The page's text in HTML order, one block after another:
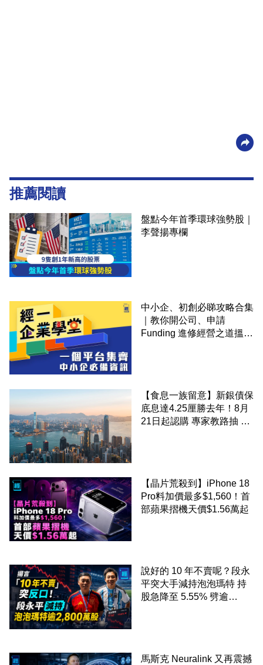
推薦閱讀
盤點今年首季環球強勢股｜
李聲揚專欄
中小企、初創必睇攻略合集
｜教你開公司、申請
Funding 進修經營之道搵大
【食息一族留意】新銀債保
底息達4.25厘勝去年！8月
21日起認購 專家教路抽 20
【晶片荒殺到】iPhone 18
Pro料加價最多$1,560！首
部蘋果摺機天價$1.56萬起
說好的 10 年不賣呢？段永
平突大手減持泡泡瑪特 持
股急降至 5.55% 劈逾
馬斯克 Neuralink 又再震撼